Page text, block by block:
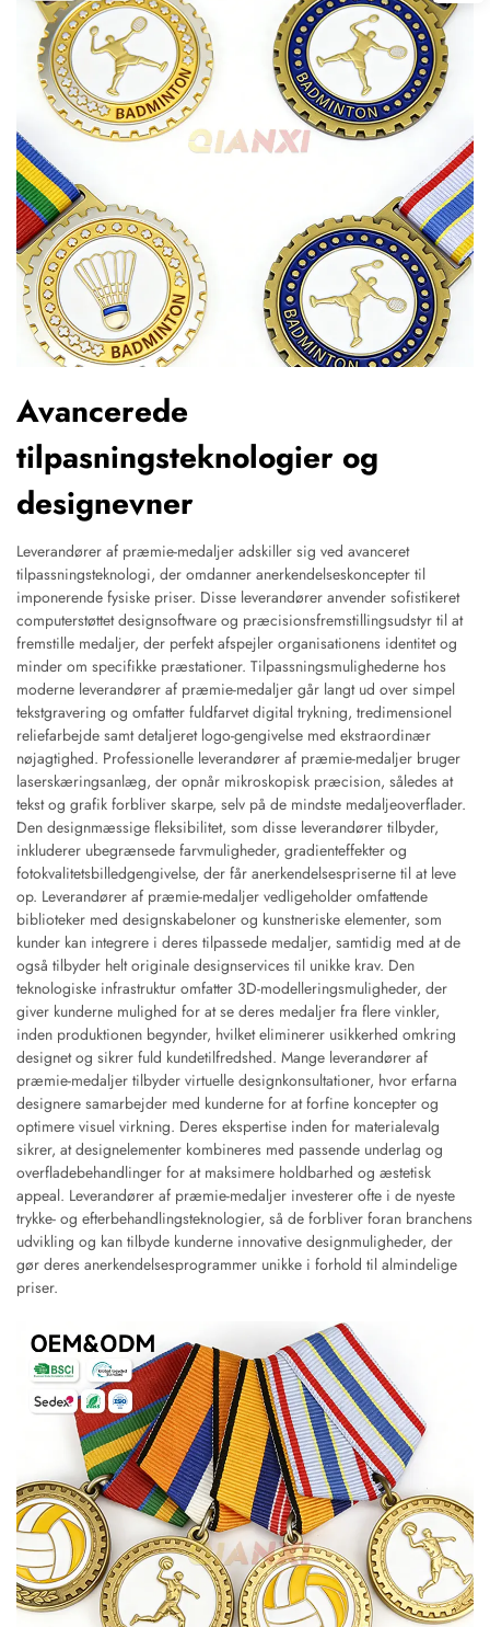
Avancerede
tilpasningsteknologier og
designevner
Leverandører af præmie-medaljer adskiller sig ved avanceret
tilpassningsteknologi, der omdanner anerkendelseskoncepter til
imponerende fysiske priser. Disse leverandører anvender sofistikeret
computerstøttet designsoftware og præcisionsfremstillingsudstyr til at
fremstille medaljer, der perfekt afspejler organisationens identitet og
minder om specifikke præstationer. Tilpassningsmulighederne hos
moderne leverandører af præmie-medaljer går langt ud over simpel
tekstgravering og omfatter fuldfarvet digital trykning, tredimensionel
reliefarbejde samt detaljeret logo-gengivelse med ekstraordinær
nøjagtighed. Professionelle leverandører af præmie-medaljer bruger
laserskæringsanlæg, der opnår mikroskopisk præcision, således at
tekst og grafik forbliver skarpe, selv på de mindste medaljeoverflader.
Den designmæssige fleksibilitet, som disse leverandører tilbyder,
inkluderer ubegrænsede farvmuligheder, gradienteffekter og
fotokvalitetsbilledgengivelse, der får anerkendelsespriserne til at leve
op. Leverandører af præmie-medaljer vedligeholder omfattende
biblioteker med designskabeloner og kunstneriske elementer, som
kunder kan integrere i deres tilpassede medaljer, samtidig med at de
også tilbyder helt originale designservices til unikke krav. Den
teknologiske infrastruktur omfatter 3D-modelleringsmuligheder, der
giver kunderne mulighed for at se deres medaljer fra flere vinkler,
inden produktionen begynder, hvilket eliminerer usikkerhed omkring
designet og sikrer fuld kundetilfredshed. Mange leverandører af
præmie-medaljer tilbyder virtuelle designkonsultationer, hvor erfarna
designere samarbejder med kunderne for at forfine koncepter og
optimere visuel virkning. Deres ekspertise inden for materialevalg
sikrer, at designelementer kombineres med passende underlag og
overfladebehandlinger for at maksimere holdbarhed og æstetisk
appeal. Leverandører af præmie-medaljer investerer ofte i de nyeste
trykke- og efterbehandlingsteknologier, så de forbliver foran branchens
udvikling og kan tilbyde kunderne innovative designmuligheder, der
gør deres anerkendelsesprogrammer unikke i forhold til almindelige
priser.